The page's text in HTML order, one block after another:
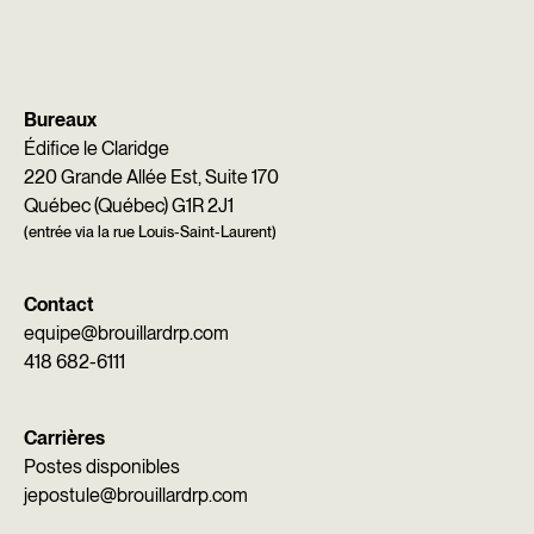
Bureaux
Édifice le Claridge
220 Grande Allée Est, Suite 170
Québec (Québec) G1R 2J1
(entrée via la rue Louis-Saint-Laurent)
Contact
equipe@brouillardrp.com
418 682-6111
Carrières
Postes disponibles
jepostule@brouillardrp.com